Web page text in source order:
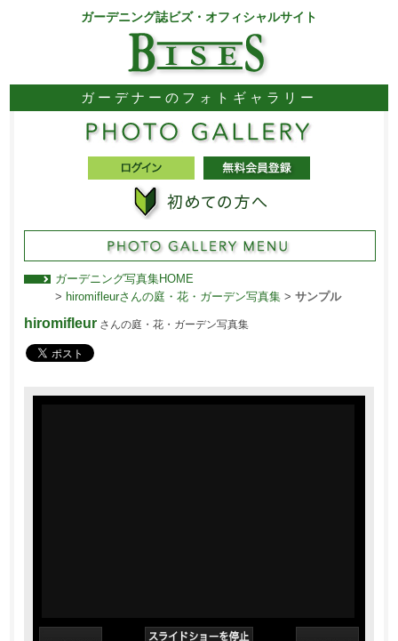
ガーデニング誌ビズ・オフィシャルサイト
ガーデナーのフォトギャラリー
ガーデニング写真集HOME
> hiromifleurさんの庭・花・ガーデン写真集> サンプル
hiromifleurさんの庭・花・ガーデン写真集